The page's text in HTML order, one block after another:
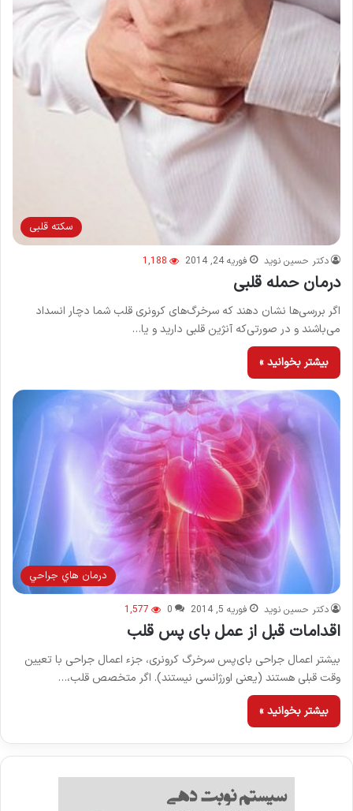
سکته قلبی
دکتر حسین نوید فوریه 24, 2014 1,188
درمان حمله قلبی
اگر بررسی‌ها نشان دهند که سرخرگ‌های کرونری قلب شما دچار انسداد
می‌باشند و در صورتی‌که آنژین قلبی دارید و یا…
بیشتر بخوانید »
درمان هاي جراحي
دکتر حسین نوید فوریه 5, 2014 0
1,577
اقدامات قبل از عمل بای پس قلب
بیشتر اعمال جراحی بای‌پس سرخرگ کرونری، جزء اعمال جراحی با تعیین
وقت قبلی هستند (یعنی اورژانسی نیستند). اگر متخصص قلب،…
بیشتر بخوانید »